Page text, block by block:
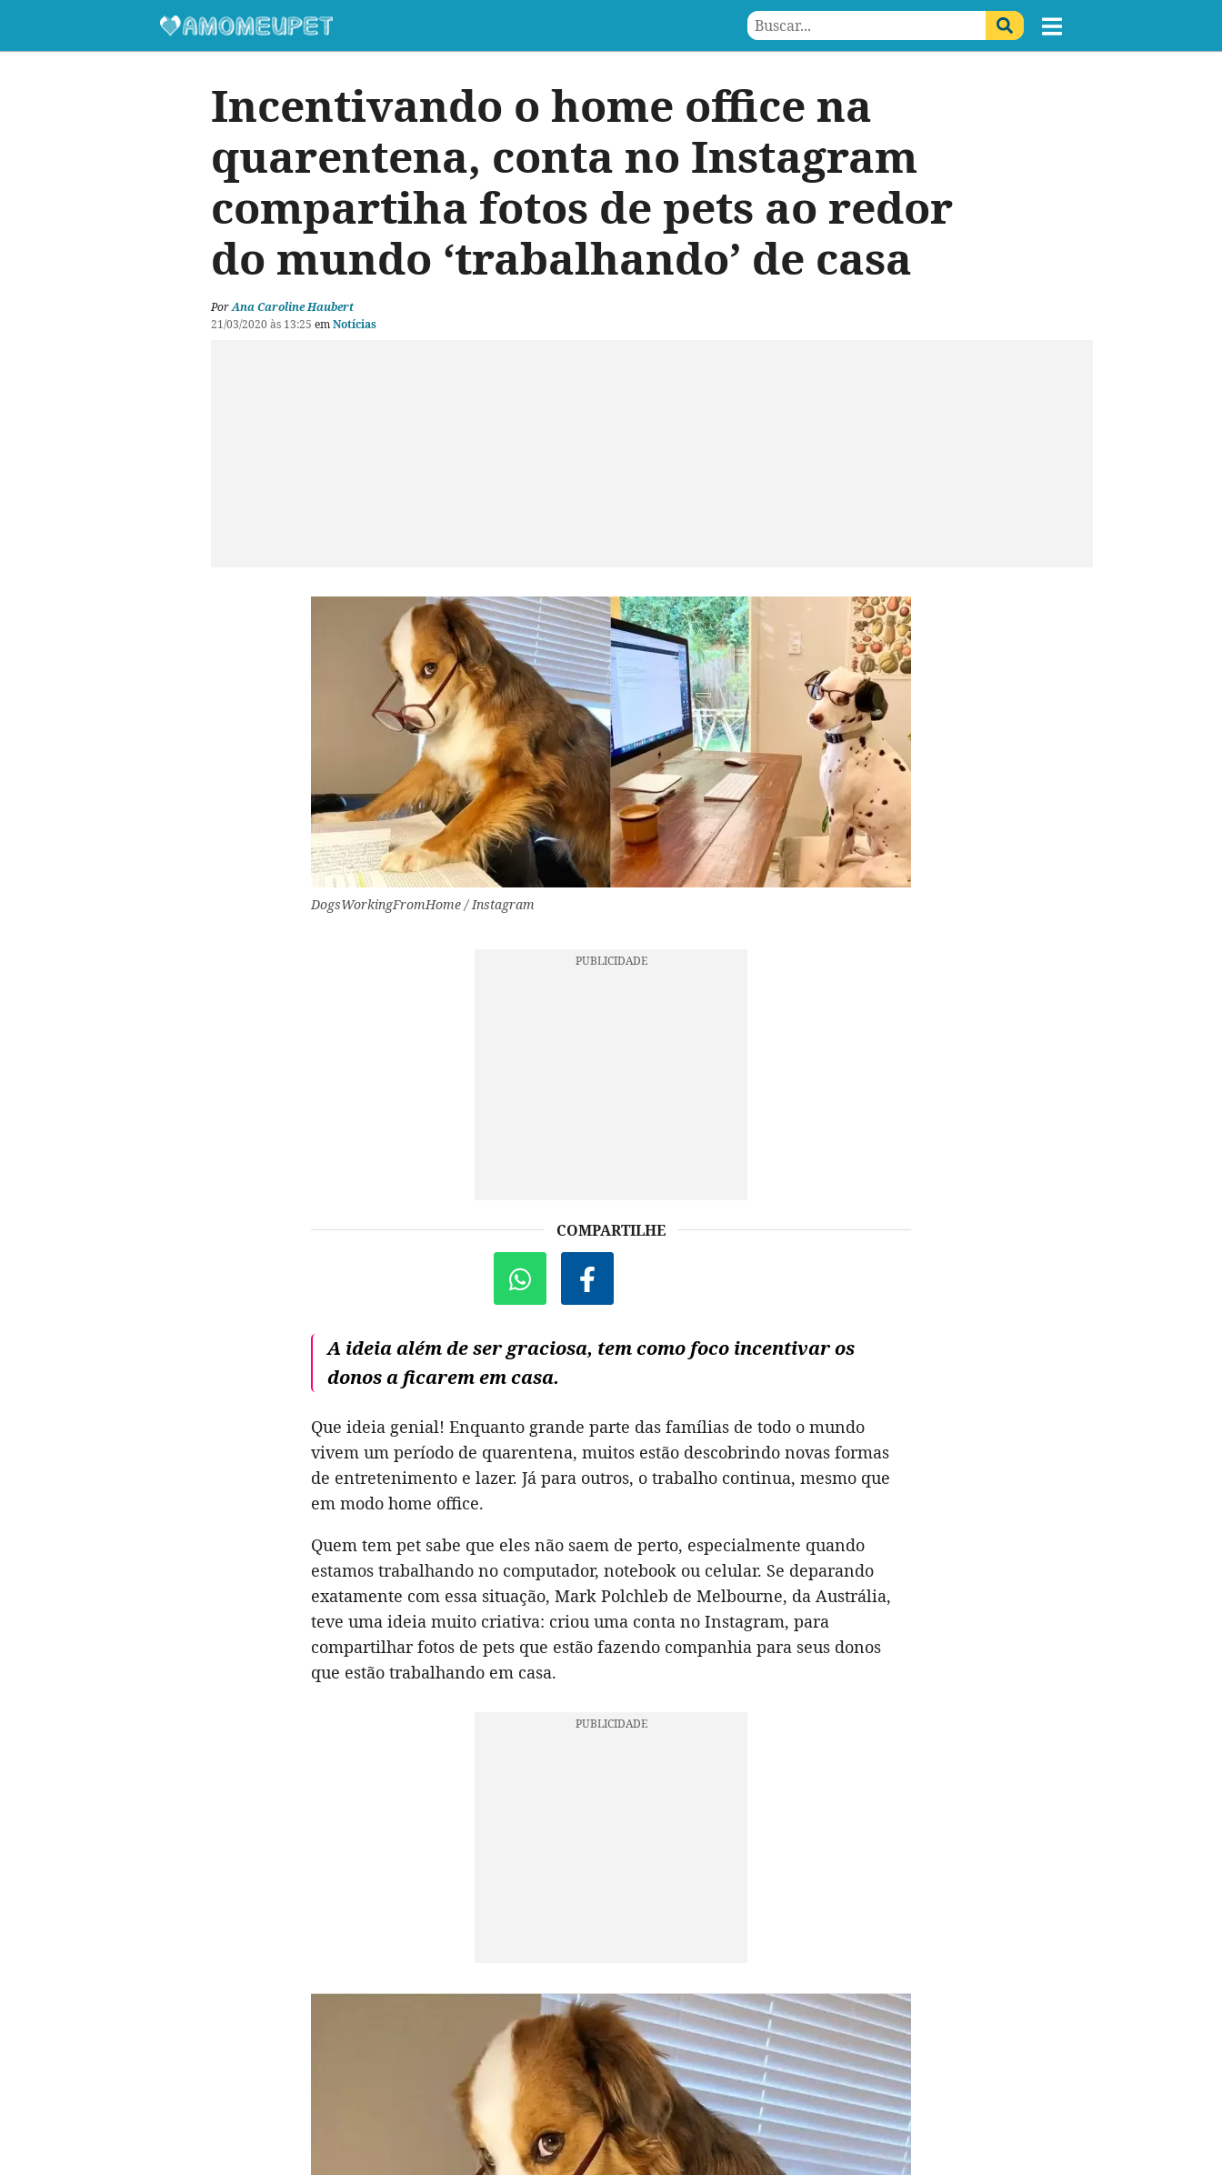
Incentivando o home office na
quarentena, conta no Instagram
compartiha fotos de pets ao redor
do mundo ‘trabalhando’ de casa
PorAna Caroline Haubert
21/03/2020 às 13:25 emNotícias
DogsWorkingFromHome / Instagram
COMPARTILHE
A ideia além de ser graciosa, tem como foco incentivar os
donos a ficarem em casa.
Que ideia genial! Enquanto grande parte das famílias de todo o mundo
vivem um período de quarentena, muitos estão descobrindo novas formas
de entretenimento e lazer. Já para outros, o trabalho continua, mesmo que
em modo home office.
Quem tem pet sabe que eles não saem de perto, especialmente quando
estamos trabalhando no computador, notebook ou celular. Se deparando
exatamente com essa situação, Mark Polchleb de Melbourne, da Austrália,
teve uma ideia muito criativa: criou uma conta no Instagram, para
compartilhar fotos de pets que estão fazendo companhia para seus donos
que estão trabalhando em casa.